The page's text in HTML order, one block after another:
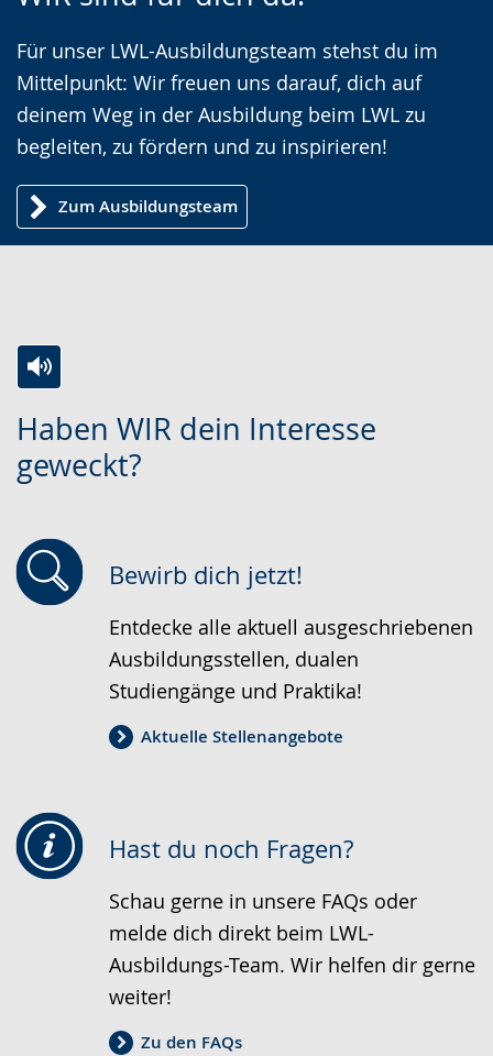
Für unser LWL-Ausbildungsteam stehst du im
Mittelpunkt: Wir freuen uns darauf, dich auf
deinem Weg in der Ausbildung beim LWL zu
begleiten, zu fördern und zu inspirieren!
Zum Ausbildungsteam
Gebärdensprache
wird
angezeigt.
Haben WIR dein Interesse
geweckt?
Leichten
Sprache
Audio-
Unterstützung.
Video
in
Gebärdensprache
wird
angezeigt.
Bewirb dich jetzt!
Entdecke alle aktuell ausgeschriebenen
Ausbildungsstellen, dualen
Studiengänge und Praktika!
Aktuelle Stellenangebote
Hast du noch Fragen?
Schau gerne in unsere FAQs oder
melde dich direkt beim LWL-
Ausbildungs-Team. Wir helfen dir gerne
weiter!
Zu den FAQs